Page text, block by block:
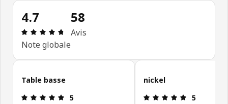
4.7
Avis: 4.7 sur 5 étoiles Nombre total d'avis: 58
Note globale
58
Avis
Ignorer les avis clients
Table basse
Avis: 5 sur 5 étoiles
5
nickel
Avis: 5 sur
5